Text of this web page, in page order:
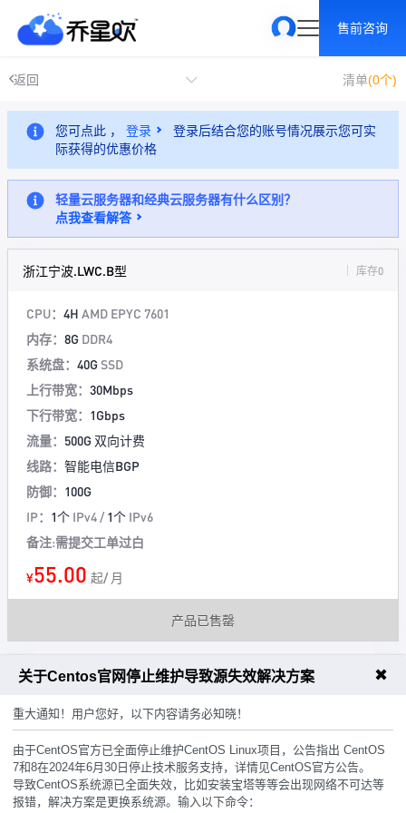
售前咨询
返回 清单(0个)
您可点此 ， 登录
登录后结合您的账号情况展示您可实
际获得的优惠价格
轻量云服务器和经典云服务器有什么区别？
点我查看解答
浙江宁波.LWC.B型 库存0
CPU： 4H AMD EPYC 7601
内存： 8G DDR4
系统盘： 40GSSD
上行带宽： 30Mbps
下行带宽： 1Gbps
流量： 500G 双向计费
线路： 智能电信BGP
防御： 100G
IP： 1个 IPv4 / 1个 IPv6
备注:需提交工单过白
¥55.00 起/ 月
产品已售罄
浙江宁波.LWC.C型 库存0
CPU： 8HAMD EPYC 7601
内存：8GDDR4
系统盘：40GSSD
上行带宽：50Mbps
关于Centos官网停止维护导致源失效解决方案 ✖
重大通知！用户您好，以下内容请务必知晓！
由于CentOS官方已全面停止维护CentOS Linux项目，公告指出 CentOS
7和8在2024年6月30日停止技术服务支持，详情见CentOS官方公告。
导致CentOS系统源已全面失效，比如安装宝塔等等会出现网络不可达等
报错，解决方案是更换系统源。输入以下命令：